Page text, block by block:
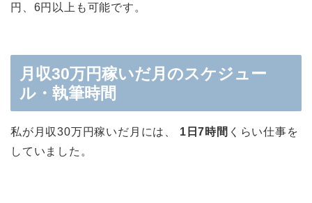
円、6円以上も可能です。
月収30万円稼いだ月のスケジュー
ル・執筆時間
私が月収30万円稼いだ月には、 1日7時間 くらい仕事を
していました。